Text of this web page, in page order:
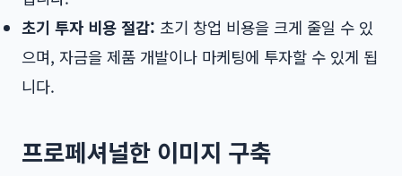
초기 투자 비용 절감: 초기 창업 비용을 크게 줄일 수 있
으며, 자금을 제품 개발이나 마케팅에 투자할 수 있게 됩
니다.
프로페셔널한 이미지 구축